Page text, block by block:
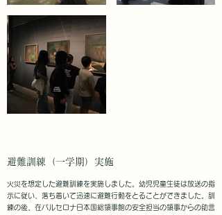
避難訓練（一学期）実施
火災を想定した避難訓練を実施しました。幼児児童生徒は放送の指
示に従い、落ち着いて迅速に避難行動をとることができました。訓
練の後、在バルセロナ日本国総領事館の安全担当の領事からの助言